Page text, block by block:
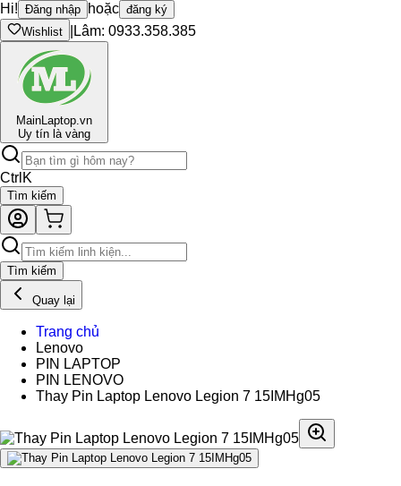
Hi! Đăng nhập hoặc đăng ký
Wishlist
Lâm: 0933.358.385
MainLaptop.vn
Uy tín là vàng
Ctrl K
Tìm kiếm
Tìm kiếm
Quay lại
Trang chủ
Lenovo
PIN LAPTOP
PIN LENOVO
Thay Pin Laptop Lenovo Legion 7 15IMHg05